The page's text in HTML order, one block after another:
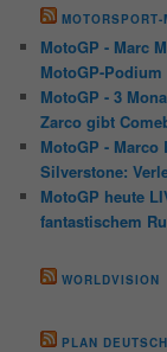
MOTORSPORT-
MotoGP - Marc
MotoGP-
MotoGP - 3
Zarco gibt
MotoGP -
Silverstone:
MotoGP heute
fantastischem
WORLDVISION
PLAN